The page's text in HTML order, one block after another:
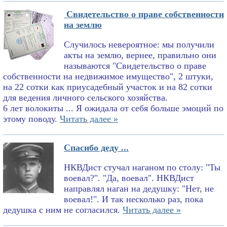
Свидетельство о праве собственности
на землю
Случилось невероятное: мы получили
акты на землю, вернее, правильно они
называются "Свидетельство о праве
собственности на недвижимое имущество", 2 штуки,
на 22 сотки как приусадебный участок и на 82 сотки
для ведения личного сельского хозяйства.
6 лет волокиты ... Я ожидала от себя больше эмоций по
этому поводу. Читать далее »
Спасибо деду ...
НКВДист стучал наганом по столу: "Ты
воевал?". "Да, воевал". НКВДист
направлял наган на дедушку: "Нет, не
воевал!". И так несколько раз, пока
дедушка с ним не согласился. Читать далее »